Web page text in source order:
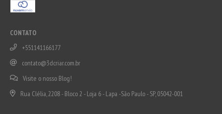
CONTATO
+551141166177
contato@3dcriar.com.br
Visite o nosso Blog!
Rua Clélia, 2208 - Bloco 2 - Loja 6 - Lapa -São Paulo - SP, 05042-001